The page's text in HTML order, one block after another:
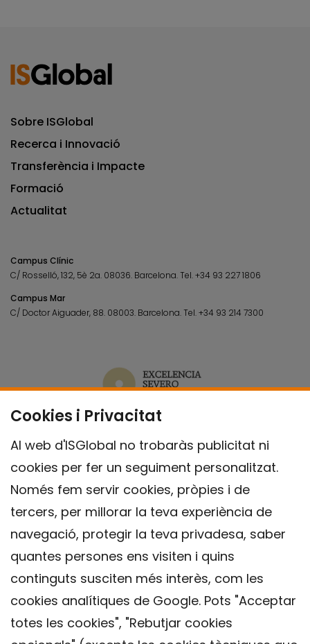
Cookies i Privacitat
Al web d'ISGlobal no trobaràs publicitat ni
cookies per fer un seguiment personalitzat.
Només fem servir cookies, pròpies i de
tercers, per millorar la teva experiència de
navegació, protegir la teva privadesa, saber
quantes persones ens visiten i quins
continguts susciten més interès, com les
cookies analítiques de Google. Pots "Acceptar
totes les cookies", "Rebutjar cookies
Sobre ISGlobal
Recerca i Innovació
Transferència i Impacte
Formació
Actualitat
Campus Clínic
C/ Rosselló, 132, 5è 2a. 08036. Barcelona.Tel.+34 93 227 1806
Campus Mar
C/ Doctor Aiguader, 88. 08003. Barcelona.Tel.+34 93 214 7300